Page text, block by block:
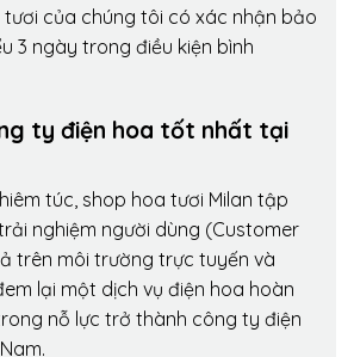
của chúng tôi có xác nhận bảo
3 ngày trong điều kiện bình
ty điện hoa tốt nhất tại
túc, shop hoa tươi Milan tập
nghiệm người dùng (Customer
trên môi trường trực tuyến và
lại một dịch vụ điện hoa hoàn
nỗ lực trở thành công ty điện